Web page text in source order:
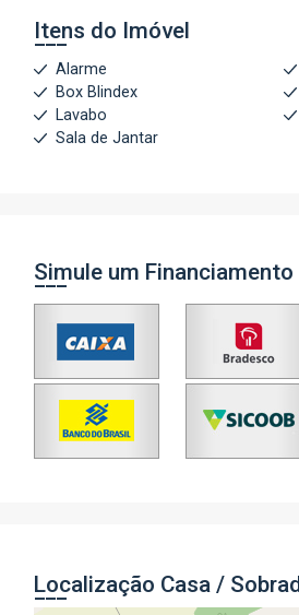
Itens do Imóvel
Alarme
Box Blindex
Lavabo
Sala de Jantar
Simule um Financiamento
Localização Casa /